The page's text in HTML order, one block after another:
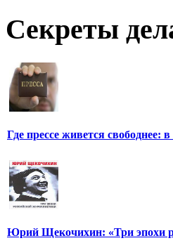
Секреты
Где прессе живется свободнее:
Юрий Щекочихин: «Три эпохи